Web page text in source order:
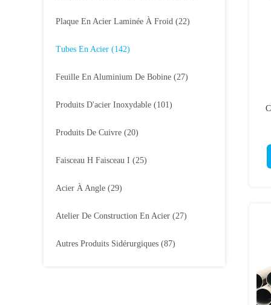
Plaque En Acier Laminée À Froid (22)
Tubes En Acier (142)
Feuille En Aluminium De Bobine (27)
Produits D'acier Inoxydable (101)
Produits De Cuivre (20)
Faisceau H Faisceau I (25)
Acier À Angle (29)
Atelier De Construction En Acier (27)
Autres Produits Sidérurgiques (87)